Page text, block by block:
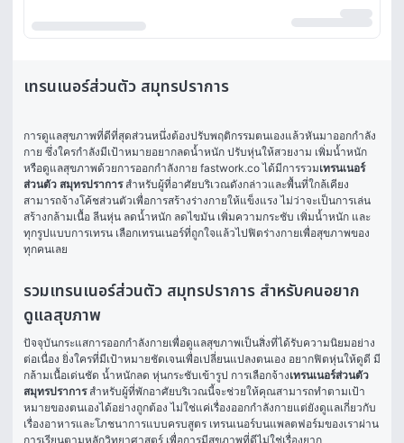
เทรนเนอร์ส่วนตัว สมุทรปราการ
การดูแลสุขภาพที่ดีที่สุดส่วนหนึ่งต้องปรับพฤติกรรมตนเองแล้วหันมาออกกำลัง
กาย ซึ่งใครกำลังมีเป้าหมายอยากลดน้ำหนัก ปรับหุ่นให้สวยงาม เพิ่มน้ำหนัก
หรือดูแลสุขภาพด้วยการออกกำลังกาย fastwork.co ได้มีการรวมเทรนเนอร์
ส่วนตัว สมุทรปราการ สำหรับผู้ที่อาศัยบริเวณดังกล่าวและพื้นที่ใกล้เคียง
สามารถจ้างโค้ชส่วนตัวเพื่อการสร้างร่างกายให้แข็งแรง ไม่ว่าจะเป็นการเล่น
สร้างกล้ามเนื้อ ลีนหุ่น ลดน้ำหนัก ลดไขมัน เพิ่มความกระชับ เพิ่มน้ำหนัก และ
ทุกรูปแบบการเทรน เลือกเทรนเนอร์ที่ถูกใจแล้วไปฟิตร่างกายเพื่อสุขภาพของ
ทุกคนเลย
รวมเทรนเนอร์ส่วนตัว สมุทรปราการ สำหรับคนอยาก
ดูแลสุขภาพ
ปัจจุบันกระแสการออกกำลังกายเพื่อดูแลสุขภาพเป็นสิ่งที่ได้รับความนิยมอย่าง
ต่อเนื่อง ยิ่งใครที่มีเป้าหมายชัดเจนเพื่อเปลี่ยนแปลงตนเอง อยากฟิตหุ่นให้ดูดี มี
กล้ามเนื้อเด่นชัด น้ำหนักลด หุ่นกระชับเข้ารูป การเลือกจ้างเทรนเนอร์ส่วนตัว
สมุทรปราการ สำหรับผู้ที่พักอาศัยบริเวณนี้จะช่วยให้คุณสามารถทำตามเป้า
หมายของตนเองได้อย่างถูกต้อง ไม่ใช่แค่เรื่องออกกำลังกายแต่ยังดูแลเกี่ยวกับ
เรื่องอาหารและโภชนาการแบบครบสูตร เทรนเนอร์บนแพลตฟอร์มของเราผ่าน
การเรียนตามหลักวิทยาศาสตร์ เพื่อการมีสุขภาพที่ดีไม่ใช่เรื่องยาก